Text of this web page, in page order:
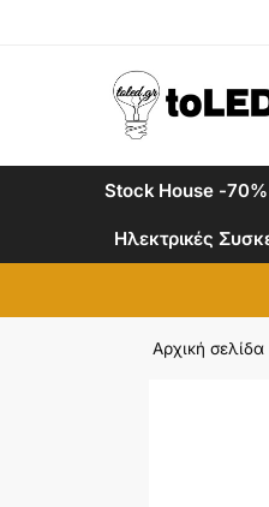
Stock House -70%
Ηλεκτρικές
Αρχική σελίδα